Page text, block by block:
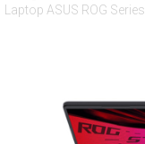
Laptop ASUS ROG Series